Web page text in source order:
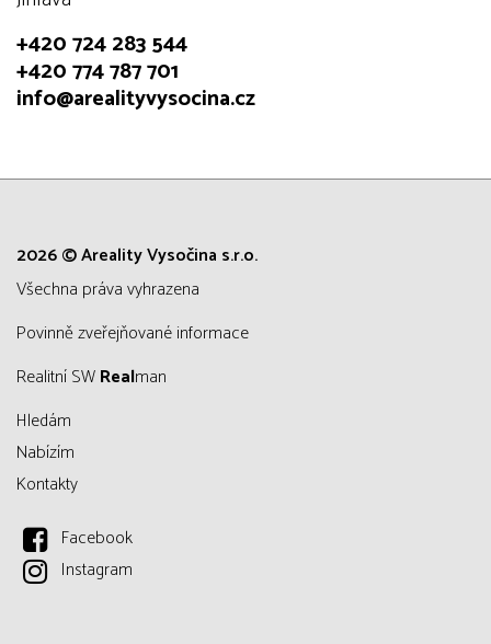
+420 724 283 544
+420 774 787 701
info@arealityvysocina.cz
2026 © Areality Vysočina s.r.o.
všechna práva vyhrazena
Povinně zveřejňované informace
Realitní SWRealman
Hledám
Nabízím
Kontakty
Facebook
Instagram